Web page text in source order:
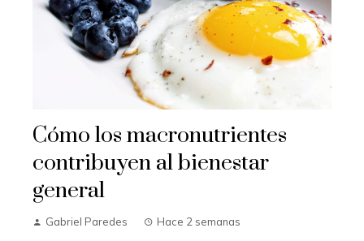
Cómo los macronutrientes
contribuyen al bienestar
general
Gabriel Paredes Hace 2 semanas